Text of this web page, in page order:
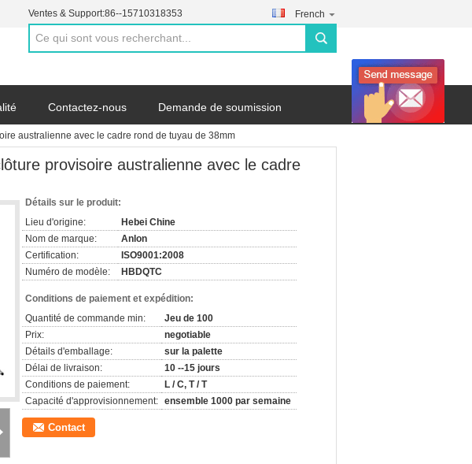
Ventes & Support:86--15710318353 French
search
Contactez-nous Demande de soumission
australienne avec le cadre rond de tuyau de 38mm
provisoire australienne avec le cadre
Détails sur le produit:
Lieu d'origine:
Hebei Chine
Nom de marque:
Anlon
Certification:
ISO9001:2008
Numéro de modèle:
HBDQTC
Conditions de paiement et expédition:
Quantité de commande min:
Jeu de 100
Prix:
negotiable
Détails d'emballage:
sur la palette
Délai de livraison:
10 --15 jours
Conditions de paiement:
L / C, T / T
Capacité d'approvisionnement: ensemble 1000 par semaine
Contact